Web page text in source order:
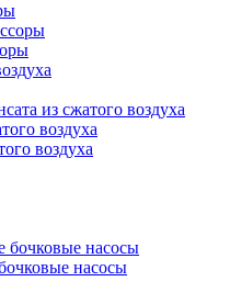
из сжатого воздуха
воздуха
воздуха
бочковые насосы
насосы